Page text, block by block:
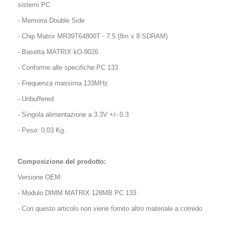
sistemi PC
- Memoria Double Side
- Chip Matrix MR39T64800T - 7.5 (8m x 8 SDRAM)
- Basetta MATRIX kO-9026
- Conforme alle specifiche PC 133
- Frequenza massima 133MHz
- Unbuffered
- Singola alimentazione a 3.3V +/- 0.3
- Peso: 0,03 Kg.
Composizione del prodotto:
Versione OEM:
- Modulo DIMM MATRIX 128MB PC 133
- Con questo articolo non viene fornito altro materiale a corredo